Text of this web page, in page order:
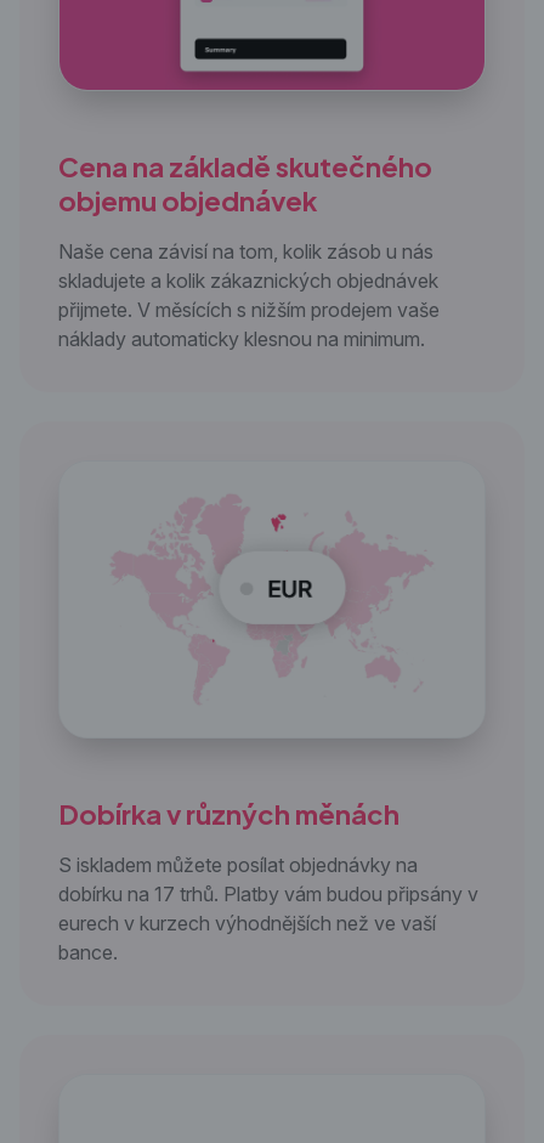
Cena na základě skutečného
objemu objednávek
Naše cena závisí na tom, kolik zásob u nás
skladujete a kolik zákaznických objednávek
přijmete. V měsících s nižším prodejem vaše
náklady automaticky klesnou na minimum.
Dobírka vrůzných měnách
S iskladem můžete posílat objednávky na
dobírku na 17 trhů. Platby vám budou připsány v
eurech v kurzech výhodnějších než ve vaší
bance.